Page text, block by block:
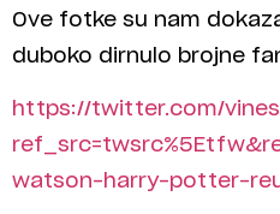
Ove fotke su nam
duboko dirnulo brojne
https://twitter.com/
watson-harry-potter-